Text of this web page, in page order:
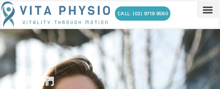
跳
至
内
容
CALL: (02) 9718 9580
联系我們